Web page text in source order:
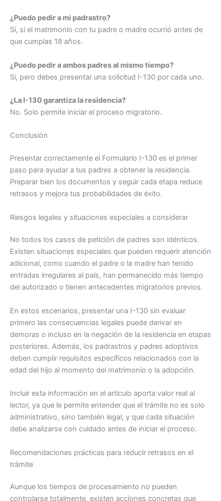
¿Puedo pedir a mi padrastro?
Sí, si el matrimonio con tu padre o madre ocurrió antes de
que cumplas 18 años.
¿Puedo pedir a ambos padres al mismo tiempo?
Sí, pero debes presentar una solicitud I-130 por cada uno.
¿La I-130 garantiza la residencia?
No. Solo permite iniciar el proceso migratorio.
Conclusión
Presentar correctamente el Formulario I-130 es el primer
paso para ayudar a tus padres a obtener la residencia.
Preparar bien los documentos y seguir cada etapa reduce
retrasos y mejora tus probabilidades de éxito.
Riesgos legales y situaciones especiales a considerar
No todos los casos de petición de padres son idénticos.
Existen situaciones especiales que pueden requerir atención
adicional, como cuando el padre o la madre han tenido
entradas irregulares al país, han permanecido más tiempo
del autorizado o tienen antecedentes migratorios previos.
En estos escenarios, presentar una I-130 sin evaluar
primero las consecuencias legales puede derivar en
demoras o incluso en la negación de la residencia en etapas
posteriores. Además, los padrastros y padres adoptivos
deben cumplir requisitos específicos relacionados con la
edad del hijo al momento del matrimonio o la adopción.
Incluir esta información en el artículo aporta valor real al
lector, ya que le permite entender que el trámite no es solo
administrativo, sino también legal, y que cada situación
debe analizarse con cuidado antes de iniciar el proceso.
Recomendaciones prácticas para reducir retrasos en el
trámite
Aunque los tiempos de procesamiento no pueden
controlarse totalmente, existen acciones concretas que